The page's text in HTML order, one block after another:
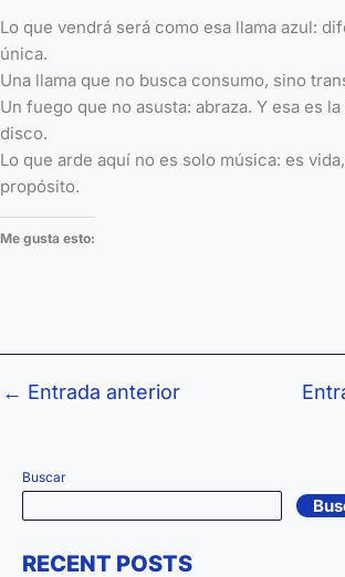
Lo que vendrá será como esa llama azul:
única.
Una llama que no busca consumo, sino
Un fuego que no asusta: abraza. Y esa es
disco.
Lo que arde aquí no es solo música: es
propósito.
Me gusta esto:
← Entrada anterior
Buscar
RECENT POSTS